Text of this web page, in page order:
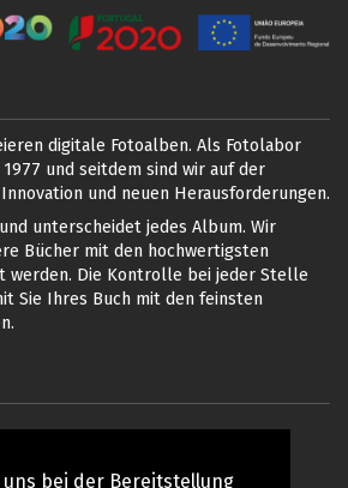
uns bei der Bereitstellung
digitale Fotoalben. Als Fotolabor
und seitdem sind wir auf der
und neuen Herausforderungen.
unterscheidet jedes Album. Wir
Bücher mit den hochwertigsten
Die Kontrolle bei jeder Stelle
Sie Ihres Buch mit den feinsten